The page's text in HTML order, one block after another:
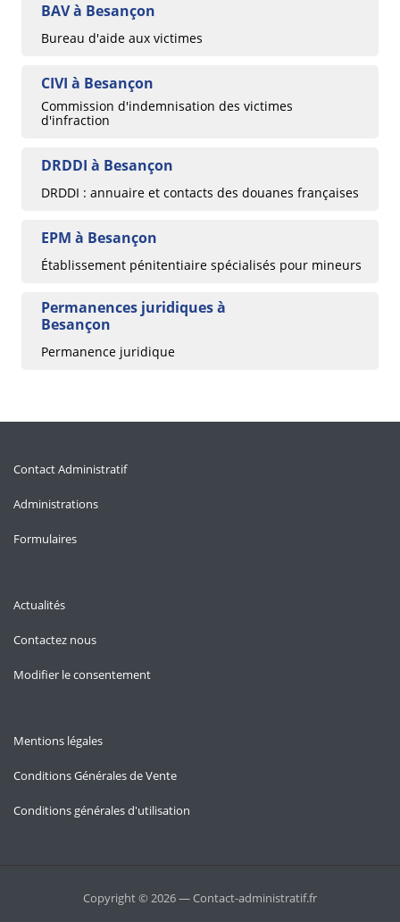
BAV à Besançon
Bureau d'aide aux victimes
CIVI à Besançon
Commission d'indemnisation des victimes
d'infraction
DRDDI à Besançon
DRDDI : annuaire et contacts des douanes françaises
EPM à Besançon
Établissement pénitentiaire spécialisés pour mineurs
Permanences juridiques à
Besançon
Permanence juridique
Contact Administratif
Administrations
Formulaires
Actualités
Contactez nous
Modifier le consentement
Mentions légales
Conditions Générales de Vente
Conditions générales d'utilisation
Copyright © 2026 — Contact-administratif.fr